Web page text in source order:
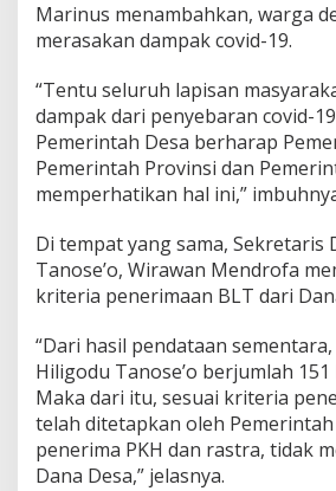
Marinus menambahkan, warga
merasakan dampak covid-19.
“Tentu seluruh lapisan
dampak dari penyebaran covid-
Pemerintah Desa berharap
Pemerintah Provinsi dan
memperhatikan hal ini,”
Di tempat yang sama, Sekretaris
Tanose’o, Wirawan Mendrofa
kriteria penerimaan BLT dari
“Dari hasil pendataan
Hiligodu Tanose’o berjumlah 151
Maka dari itu, sesuai kriteria
telah ditetapkan oleh Pemerintah
penerima PKH dan rastra, tidak
Dana Desa,” jelasnya.